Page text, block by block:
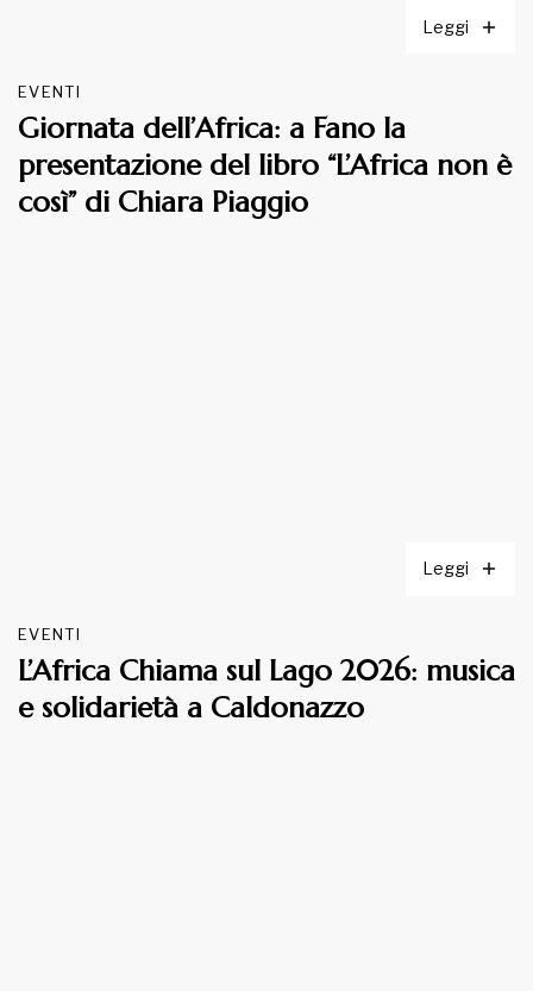
Leggi
EVENTI
Giornata dell’Africa: a Fano la
presentazione del libro “L’Africa non è
così” di Chiara Piaggio
Leggi
EVENTI
L’Africa Chiama sul Lago 2026: musica
e solidarietà a Caldonazzo